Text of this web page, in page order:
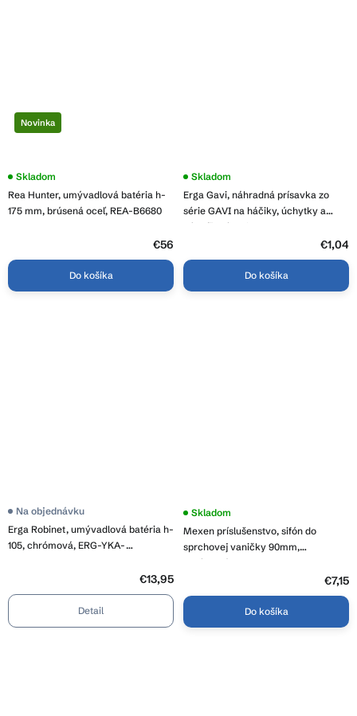
Novinka
Rea Hunter, umývadlová batéria h-
175 mm, brúsená oceľ, REA-B6680
Skladom
€56
Do košíka
Erga Gavi, náhradná prísavka zo
série GAVI na háčiky, úchytky a
kúpeľňové police, ERG-YKA-
Skladom
€1,04
Do košíka
Erga Robinet, umývadlová batéria h-
105, chrómová, ERG-YKA-
Na objednávku
€13,95
Detail
Mexen príslušenstvo, sifón do
sprchovej vaničky 90mm,
chrómová, 49000-00
Priemerné
produktu
je
3,5
Skladom
€7,15
Do košíka